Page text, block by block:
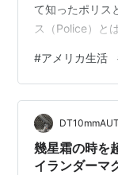
て知ったポリス
ス（Police）と
（City）を守る
察官になること
ポリスのパトカ
アミのポリスカ
イメージですが
インが異なりま
#アメリカ生活
幾星霜の時を
イランダーマ